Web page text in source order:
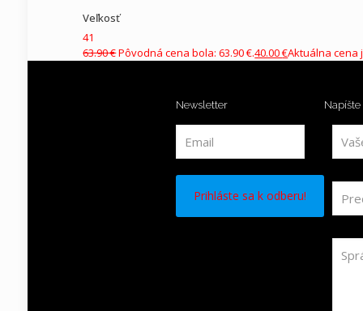
Veľkosť
41
63.90€Pôvodná cena bola: 63.90 €.40.00€Aktuálna cena
Newsletter